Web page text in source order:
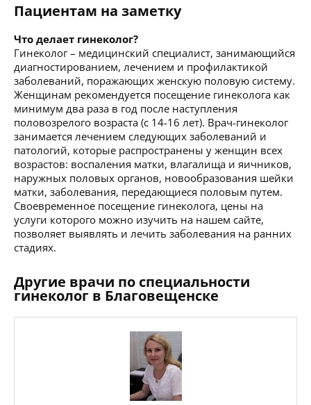
Пациентам на заметку
Что делает гинеколог?
Гинеколог – медицинский специалист, занимающийся
диагностированием, лечением и профилактикой
заболеваний, поражающих женскую половую систему.
Женщинам рекомендуется посещение гинеколога как
минимум два раза в год после наступления
половозрелого возраста (с 14-16 лет). Врач-гинеколог
занимается лечением следующих заболеваний и
патологий, которые распространены у женщин всех
возрастов: воспаления матки, влагалища и яичников,
наружных половых органов, новообразования шейки
матки, заболевания, передающиеся половым путем.
Своевременное посещение гинеколога, цены на
услуги которого можно изучить на нашем сайте,
позволяет выявлять и лечить заболевания на ранних
стадиях.
Другие врачи по специальности
гинеколог в Благовещенске